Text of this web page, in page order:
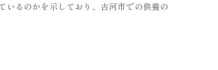
いるのかを示しており、古河市での供養の